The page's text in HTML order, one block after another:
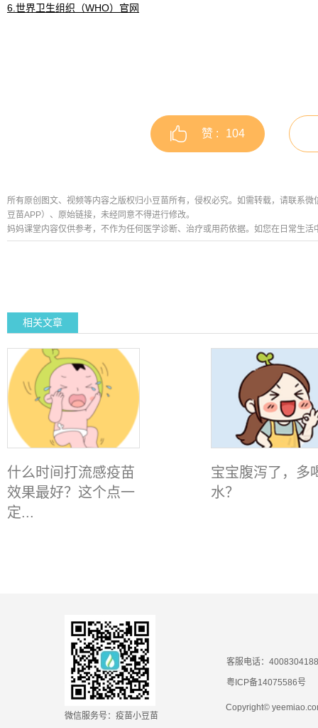
6.世界卫生组织（WHO）官网
赞 : 104
所有原创图文、视频等内容之版权归小豆苗所有，侵权必究。如需转载，请联系
豆苗APP）、原始链接，未经同意不得进行修改。
妈妈课堂内容仅供参考，不作为任何医学诊断、治疗或用药依据。如您在日常生
相关文章
什么时间打流感疫苗
效果最好？这个点一
定...
宝宝腹泻了，多
水？
微信服务号：疫苗小豆苗
客服电话：4008304188
粤ICP备14075586号
Copyright©